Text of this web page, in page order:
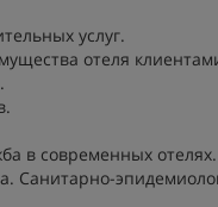
услуг.
отеля
в современных отелях.
Санитарно-